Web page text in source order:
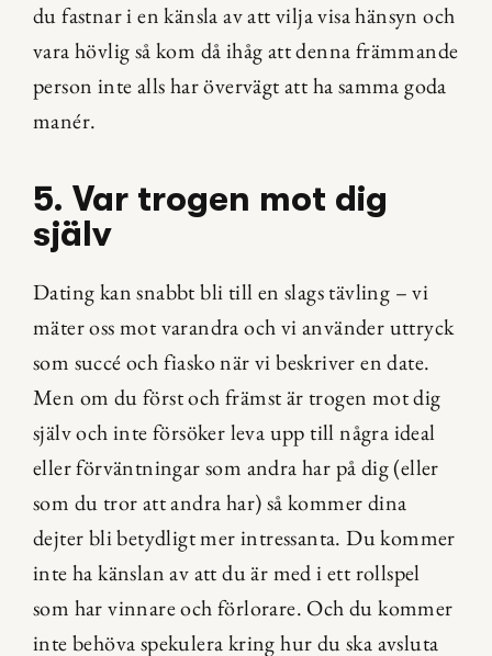
du fastnar i en känsla av att vilja visa hänsyn och
vara hövlig så kom då ihåg att denna främmande
person inte alls har övervägt att ha samma goda
manér.
5. Var trogen mot dig
själv
Dating kan snabbt bli till en slags tävling – vi
mäter oss mot varandra och vi använder uttryck
som succé och fiasko när vi beskriver en date.
Men om du först och främst är trogen mot dig
själv och inte försöker leva upp till några ideal
eller förväntningar som andra har på dig (eller
som du tror att andra har) så kommer dina
dejter bli betydligt mer intressanta. Du kommer
inte ha känslan av att du är med i ett rollspel
som har vinnare och förlorare. Och du kommer
inte behöva spekulera kring hur du ska avsluta